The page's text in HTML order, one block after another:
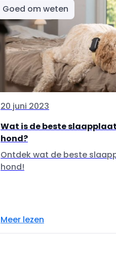
Goed om weten
20 juni 2023
Wat is de beste
hond?
Ontdek wat de beste
hond!
Meer lezen